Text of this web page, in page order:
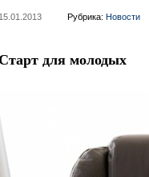
15.01.2013 Рубрика: Новости
для молодых